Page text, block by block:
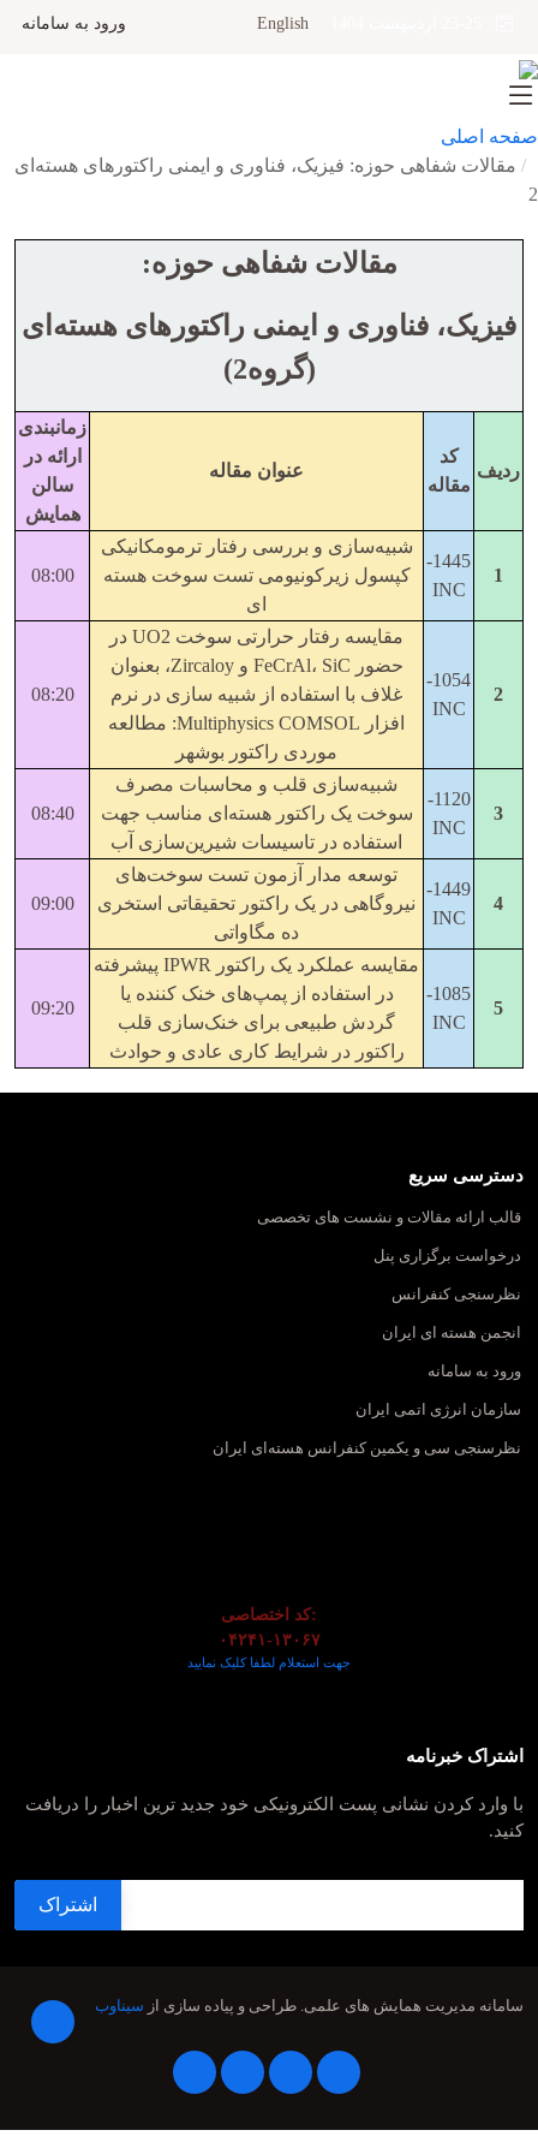
English ورود به سامانه
صفحه اصلی
مقالات شفاهی حوزه: فیزیک، فناوری و ایمنی راکتورهای هسته‌ای
2
مقالات شفاهی حوزه:
فیزیک، فناوری و ایمنی راکتورهای هسته‌ای
(گروه2)
ردیف
کد
مقاله
عنوان مقاله
زمانبندی
ارائه در
سالن
همایش
1
1445-
INC
شبیه‌سازی و بررسی رفتار ترمومکانیکی
کپسول زیرکونیومی تست سوخت هسته
ای
08:00
2
1054-
INC
مقایسه رفتار حرارتی سوخت UO2 در
حضور FeCrAl، SiC و Zircaloy، بعنوان
غلاف با استفاده از شبیه سازی در نرم
افزار Multiphysics COMSOL: مطالعه
موردی راکتور بوشهر
08:20
3
1120-
INC
شبیه‌سازی قلب و محاسبات مصرف
سوخت یک راکتور هسته‌ای مناسب جهت
استفاده در تاسیسات شیرین‌سازی آب
08:40
4
1449-
INC
توسعه مدار آزمون تست سوخت‌های
نیروگاهی در یک راکتور تحقیقاتی استخری
ده مگاواتی
09:00
5
1085-
INC
مقایسه عملکرد یک راکتور IPWR پیشرفته
در استفاده از پمپ‌های خنک کننده یا
گردش طبیعی برای خنک‌سازی قلب
راکتور در شرایط کاری عادی و حوادث
09:20
دسترسی سریع
قالب ارائه مقالات و نشست های تخصصی
درخواست برگزاری پنل
نظرسنجی کنفرانس
انجمن هسته ای ایران
ورود به سامانه
سازمان انرژی اتمی ایران
نظرسنجی سی و یکمین کنفرانس هسته‌ای ایران
کد اختصاصی:
۰۴۲۴۱-۱۳۰۶۷
جهت استعلام لطفا کلیک نمایید
اشتراک خبرنامه
با وارد کردن نشانی پست الکترونیکی خود جدید ترین اخبار را دریافت
کنید.
سامانه مدیریت همایش های علمی. طراحی و پیاده سازی از سیناوب